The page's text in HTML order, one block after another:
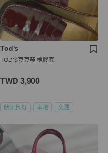
Tod's
TOD’S豆豆鞋 橡膠底
TWD 3,900
狀況良好 本地 免運